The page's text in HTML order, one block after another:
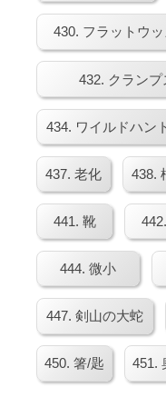
430. フラットウ
432. クランプ
434. ワイルドハン
437. 老化 438.
441. 靴
444. 微小
447. 剣山の大蛇
450. 箸/匙 451.